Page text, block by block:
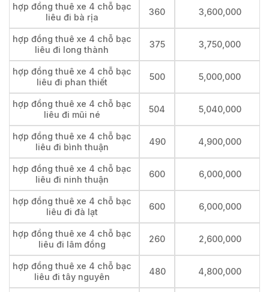
hợp đồng thuê xe 4 chỗ bạc
liêu đi bà rịa
360 3,600,000
hợp đồng thuê xe 4 chỗ bạc
liêu đi long thành
375 3,750,000
hợp đồng thuê xe 4 chỗ bạc
liêu đi phan thiết
500 5,000,000
hợp đồng thuê xe 4 chỗ bạc
liêu đi mũi né
504 5,040,000
hợp đồng thuê xe 4 chỗ bạc
liêu đi bình thuận
490 4,900,000
hợp đồng thuê xe 4 chỗ bạc
liêu đi ninh thuận
600 6,000,000
hợp đồng thuê xe 4 chỗ bạc
liêu đi đà lạt
600 6,000,000
hợp đồng thuê xe 4 chỗ bạc
liêu đi lâm đồng
260 2,600,000
hợp đồng thuê xe 4 chỗ bạc
liêu đi tây nguyên
480 4,800,000